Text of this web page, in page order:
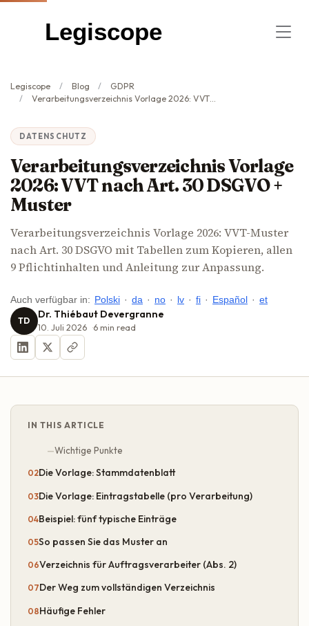
Legiscope
Legiscope Blog
GDPR
Verarbeitungsverzeichnis Vorlage 2026: VVT nach Art. 30 DSGVO + Muster
DATENSCHUTZ
Verarbeitungsverzeichnis Vorlage
2026: VVT nach Art. 30 DSGVO +
Muster
Verarbeitungsverzeichnis Vorlage 2026: VVT-Muster
nach Art. 30 DSGVO mit Tabellen zum Kopieren, allen
9 Pflichtinhalten und Anleitung zur Anpassung.
Auch verfügbar in: Polski · da · no · lv · fi · Español · et
TD Dr. Thiébaut Devergranne
10. Juli 2026 6 min read
IN THIS ARTICLE
Wichtige Punkte
Die Vorlage: Stammdatenblatt
Die Vorlage: Eintragstabelle (pro Verarbeitung)
Beispiel: fünf typische Einträge
So passen Sie das Muster an
Verzeichnis für Auftragsverarbeiter (Abs. 2)
Der Weg zum vollständigen Verzeichnis
Häufige Fehler